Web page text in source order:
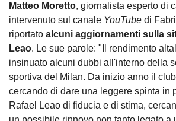
Matteo Moretto, giornalista esperto di
intervenuto sul canale YouTube di
riportato alcuni aggiornamenti sulla
Leao. Le sue parole: "Il rendimento
insinuato alcuni dubbi all'interno della
sportiva del Milan. Da inizio anno il
cercando di dare una leggere spinta in
Rafael Leao di fiducia e di stima,